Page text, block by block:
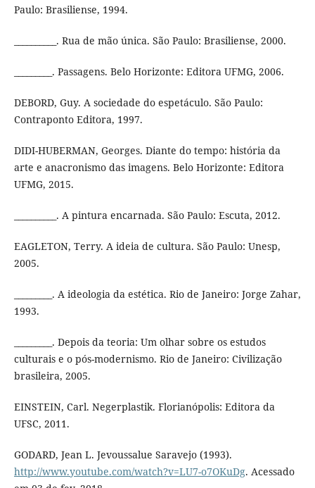
Paulo: Brasiliense, 1994.
__________. Rua de mão única. São Paulo: Brasiliense, 2000.
_________. Passagens. Belo Horizonte: Editora UFMG, 2006.
DEBORD, Guy. A sociedade do espetáculo. São Paulo:
Contraponto Editora, 1997.
DIDI-HUBERMAN, Georges. Diante do tempo: história da
arte e anacronismo das imagens. Belo Horizonte: Editora
UFMG, 2015.
__________. A pintura encarnada. São Paulo: Escuta, 2012.
EAGLETON, Terry. A ideia de cultura. São Paulo: Unesp,
2005.
_________. A ideologia da estética. Rio de Janeiro: Jorge Zahar,
1993.
_________. Depois da teoria: Um olhar sobre os estudos
culturais e o pós-modernismo. Rio de Janeiro: Civilização
brasileira, 2005.
EINSTEIN, Carl. Negerplastik. Florianópolis: Editora da
UFSC, 2011.
GODARD, Jean L. Jevoussalue Saravejo (1993).
http://www.youtube.com/watch?v=LU7-o7OKuDg. Acessado